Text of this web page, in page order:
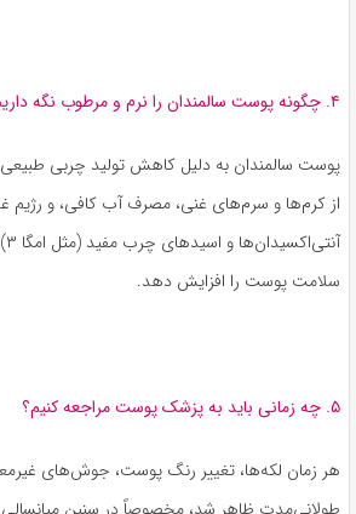
۴. چگونه پوست سالمندان را نرم و مرطوب نگه داریم؟
پوست سالمندان به دلیل کاهش تولید چربی
از کرم‌ها و سرم‌های غنی، مصرف آب کافی، و رژیم
سلامت پوست را افزایش دهد.
۵. چه زمانی باید به پزشک پوست مراجعه کنیم؟
هر زمان لکه‌ها، تغییر رنگ پوست، جوش‌های
طولانی‌مدت ظاهر شد، مخصوصاً در سنین میانسالی